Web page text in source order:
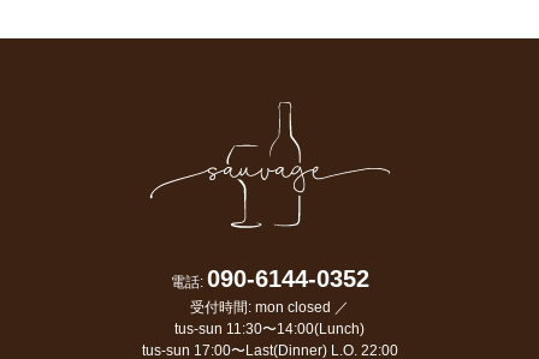
電話: 090-6144-0352
受付時間: mon closed ／
tus-sun 11:30〜14:00(Lunch)
tus-sun 17:00〜Last(Dinner) L.O. 22:00